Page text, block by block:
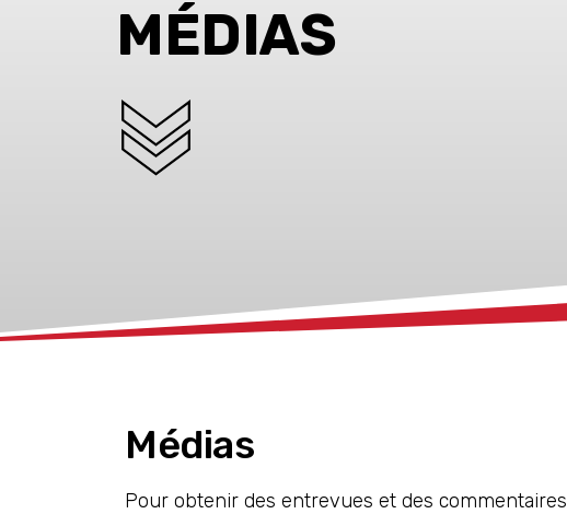
MÉDIAS
SCROLL DOWN
Médias
Pour obtenir des entrevues et des